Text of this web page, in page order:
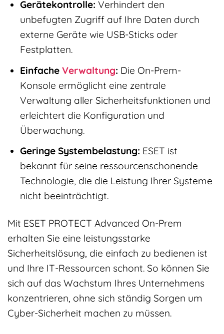
Gerätekontrolle: Verhindert den
unbefugten Zugriff auf Ihre Daten durch
externe Geräte wie USB-Sticks oder
Festplatten.
Einfache Verwaltung: Die On-Prem-
Konsole ermöglicht eine zentrale
Verwaltung aller Sicherheitsfunktionen und
erleichtert die Konfiguration und
Überwachung.
Geringe Systembelastung: ESET ist
bekannt für seine ressourcenschonende
Technologie, die die Leistung Ihrer Systeme
nicht beeinträchtigt.
Mit ESET PROTECT Advanced On-Prem
erhalten Sie eine leistungsstarke
Sicherheitslösung, die einfach zu bedienen ist
und Ihre IT-Ressourcen schont. So können Sie
sich auf das Wachstum Ihres Unternehmens
konzentrieren, ohne sich ständig Sorgen um
Cyber-Sicherheit machen zu müssen.